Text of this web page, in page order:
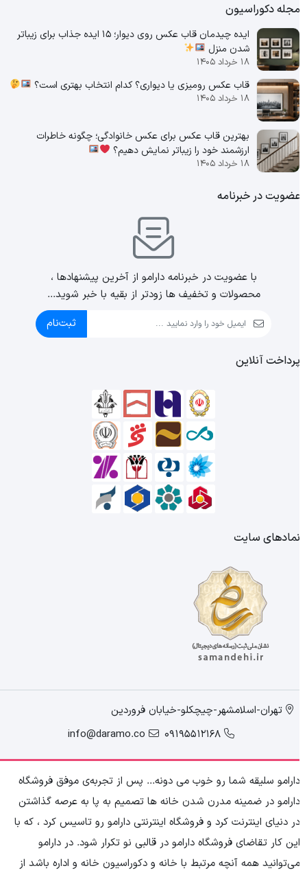
مجله دکوراسیون
ایده چیدمان قاب عکس روی دیوار؛ 15 ایده جذاب برای زیباتر
شدن منزل
۱۸ خرداد ۱۴۰۵
قاب عکس رومیزی یا دیواری؟ کدام انتخاب بهتری است؟
۱۸ خرداد ۱۴۰۵
بهترین قاب عکس برای عکس خانوادگی؛ چگونه خاطرات
ارزشمند خود را زیباتر نمایش دهیم؟
۱۸ خرداد ۱۴۰۵
عضویت در خبرنامه
با عضویت در خبرنامه دارامو از آخرین پیشنهادها ،
محصولات و تخفیف ها زودتر از بقیه با خبر شوید...
ثبت‌نام
پرداخت آنلاین
نمادهای سایت
تهران-اسلامشهر-چیچکلو-خیابان فروردین
09195512168
info@daramo.co
دارامو سلیقه شما رو خوب می دونه... پس از تجربه‌ی موفق فروشگاه
دارامو در ضمینه مدرن شدن خانه ها تصمیم به پا به عرصه گذاشتن
در دنیای اینترنت کرد و فروشگاه اینترنتی دارامو رو تاسیس کرد ، که با
این کار تقاضای فروشگاه دارامو در قالبی نو تکرار شود. در دارامو
می‌توانید همه آنچه مرتبط با خانه و دکوراسیون خانه و اداره باشد از